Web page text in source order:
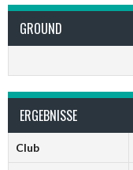
GROUND
ERGEBNISSE
Club